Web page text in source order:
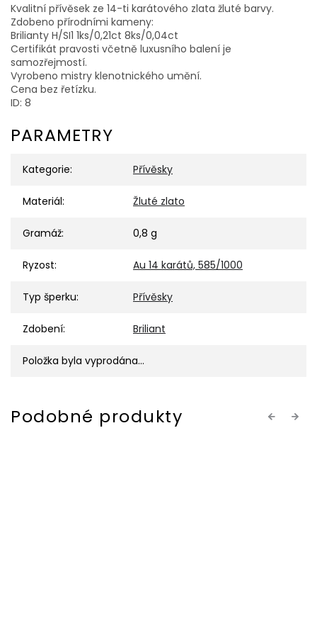
Kvalitní přívěsek ze 14-ti karátového zlata žluté barvy.
Zdobeno přírodními kameny:
Brilianty H/SI1 1ks/0,21ct 8ks/0,04ct
Certifikát pravosti včetně luxusního balení je
samozřejmostí.
Vyrobeno mistry klenotnického umění.
Cena bez řetízku.
ID: 8
PARAMETRY
Kategorie: Přívěsky
Materiál: Žluté zlato
Gramáž: 0,8 g
Ryzost: Au 14 karátů, 585/1000
Typ šperku: Přívěsky
Zdobení: Briliant
Položka byla vyprodána…
Previous
Next